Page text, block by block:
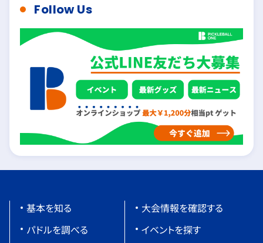
Follow Us
基本を知る
パドルを調べる
大会情報を確認する
イベントを探す